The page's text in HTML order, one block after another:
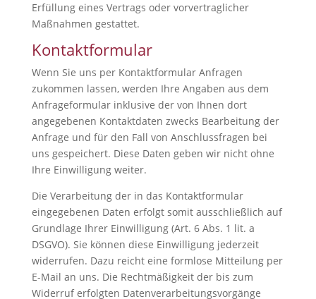
Erfüllung eines Vertrags oder vorvertraglicher
Maßnahmen gestattet.
Kontaktformular
Wenn Sie uns per Kontaktformular Anfragen
zukommen lassen, werden Ihre Angaben aus dem
Anfrageformular inklusive der von Ihnen dort
angegebenen Kontaktdaten zwecks Bearbeitung der
Anfrage und für den Fall von Anschlussfragen bei
uns gespeichert. Diese Daten geben wir nicht ohne
Ihre Einwilligung weiter.
Die Verarbeitung der in das Kontaktformular
eingegebenen Daten erfolgt somit ausschließlich auf
Grundlage Ihrer Einwilligung (Art. 6 Abs. 1 lit. a
DSGVO). Sie können diese Einwilligung jederzeit
widerrufen. Dazu reicht eine formlose Mitteilung per
E-Mail an uns. Die Rechtmäßigkeit der bis zum
Widerruf erfolgten Datenverarbeitungsvorgänge